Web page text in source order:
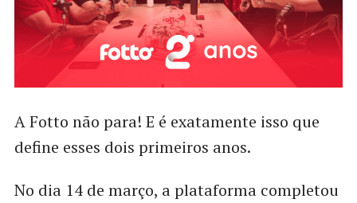
A Fotto não para! E é exatamente isso que
define esses dois primeiros anos.
No dia 14 de março, a plataforma completou